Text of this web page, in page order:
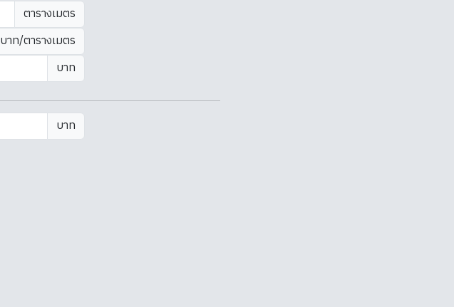
ตารางเมตร
บาท/ตารางเมตร
บาท
บาท